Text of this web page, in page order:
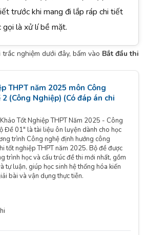
trước khi mang đi lắp ráp chi tiết
là xử lí bề mặt.
nghiệm dưới đây, bấm vào Bắt đầu thi
THPT năm 2025 môn Công
(Công Nghiệp) (Có đáp án chi
Tốt Nghiệp THPT Năm 2025 - Công
Đề 01" là tài liệu ôn luyện dành cho học
trình Công nghệ định hướng công
tốt nghiệp THPT năm 2025. Bộ đề được
trình học và cấu trúc đề thi mới nhất, gồm
tự luận, giúp học sinh hệ thống hóa kiến
bài và vận dụng thực tiễn.